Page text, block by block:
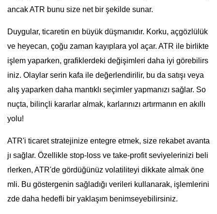
ancak ATR bunu size net bir şekilde sunar.
Duygular, ticaretin en büyük düşmanıdır. Korku, açgözlülük
ve heyecan, çoğu zaman kayıplara yol açar. ATR ile birlikte
işlem yaparken, grafiklerdeki değişimleri daha iyi görebilirs
iniz. Olaylar serin kafa ile değerlendirilir, bu da satışı veya
alış yaparken daha mantıklı seçimler yapmanızı sağlar. So
nuçta, bilinçli kararlar almak, karlarınızı artırmanın en akıllı
yolu!
ATR'i ticaret stratejinize entegre etmek, size rekabet avanta
jı sağlar. Özellikle stop-loss ve take-profit seviyelerinizi beli
rlerken, ATR'de gördüğünüz volatiliteyi dikkate almak öne
mli. Bu göstergenin sağladığı verileri kullanarak, işlemlerini
zde daha hedefli bir yaklaşım benimseyebilirsiniz.